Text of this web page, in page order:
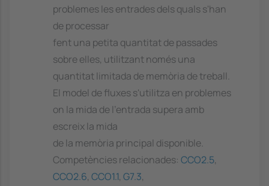
problemes les entrades dels quals s'han
de processar
fent una petita quantitat de passades
sobre elles, utilitzant només una
quantitat limitada de memòria de treball.
El model de fluxes s'utilitza en problemes
on la mida de l'entrada supera amb
escreix la mida
de la memòria principal disponible.
Competències relacionades: CCO2.5,
CCO2.6, CCO1.1, G7.3,